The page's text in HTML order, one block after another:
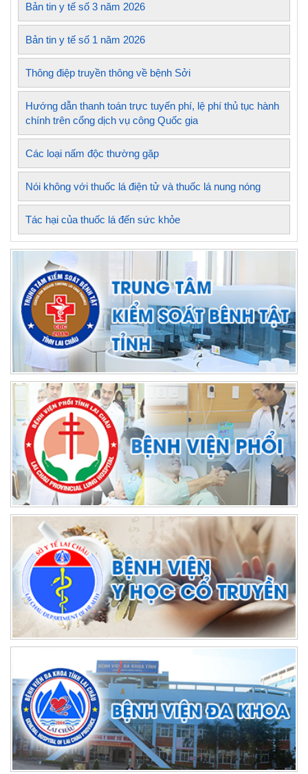
Bản tin y tế số 3 năm 2026
Bản tin y tế số 1 năm 2026
Thông điệp truyền thông về bệnh Sởi
Hướng dẫn thanh toán trực tuyến phí, lệ phí thủ tục hành
chính trên cổng dịch vụ công Quốc gia
Các loại nấm độc thường gặp
Nói không với thuốc lá điện tử và thuốc lá nung nóng
Tác hại của thuốc lá đến sức khỏe